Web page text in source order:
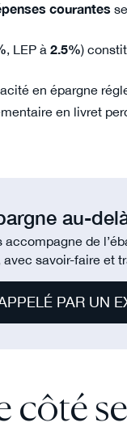
courantes
, LEP à2.5%)
en épargne
en livret
au-
de
savoir-faire et
PAR UN